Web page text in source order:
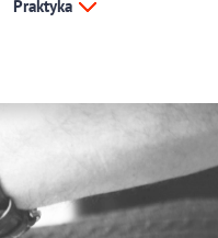
Praktyka